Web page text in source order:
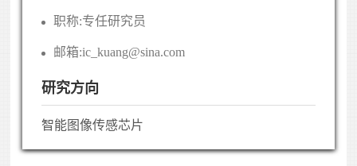
职称:专任研究员
邮箱:ic_kuang@sina.com
研究方向
智能图像传感芯片